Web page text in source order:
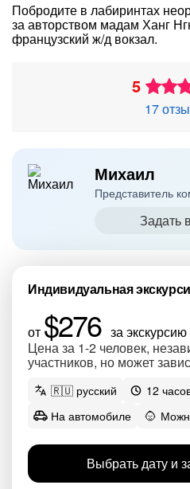
Побродите в лабиринтах
за авторством мадам Ханг
французский ж/д вокзал.
5
17
Михаил
Представитель
Задать
Индивидуальная
от $276 за экскурсию
Цена за 1-2 человек,
участников, но может
🇷🇺 русский 12
На автомобиле
Выбрать дату и